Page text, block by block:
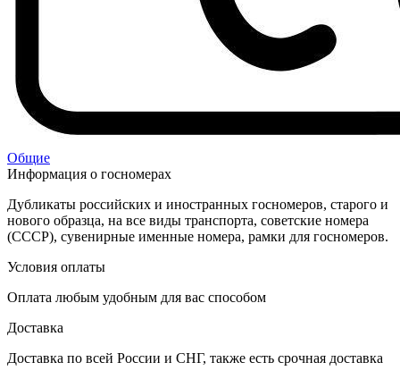
Общие
Информация о госномерах
Дубликаты российских и иностранных госномеров, старого и
нового образца, на все виды транспорта, советские номера
(СССР), сувенирные именные номера, рамки для госномеров.
Условия оплаты
Оплата любым удобным для вас способом
Доставка
Доставка по всей России и СНГ, также есть срочная доставка